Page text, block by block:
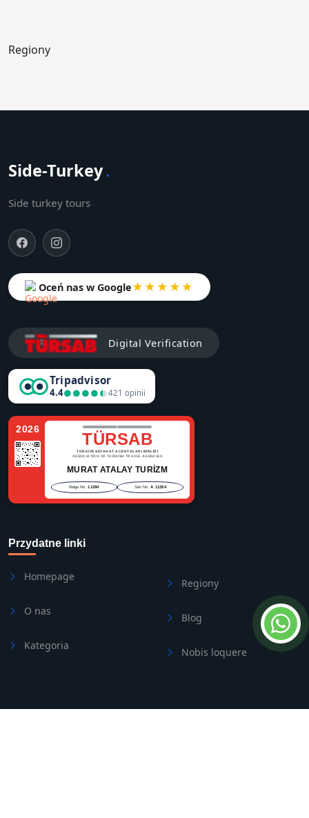
Regiony
Side-Turkey.
Side turkey tours
Oceń nas w Google★★★★★
Digital Verification
Tripadvisor
4.4●●●●●
●●●●●421 opinii
2026
TÜRSAB
TÜRKİYE SEYAHAT ACENTALARI BİRLİĞİ
ASSOCIATION OF TURKISH TRAVEL AGENCIES
MURAT ATALAY TURİZM
Belge No: 11294 Seri No: A 11294
Przydatne linki
Homepage
O nas
Kategoria
Regiony
Blog
Nobis loquere